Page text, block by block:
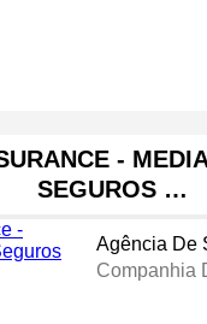
-
SEGUROS …
Agência De
Companhia